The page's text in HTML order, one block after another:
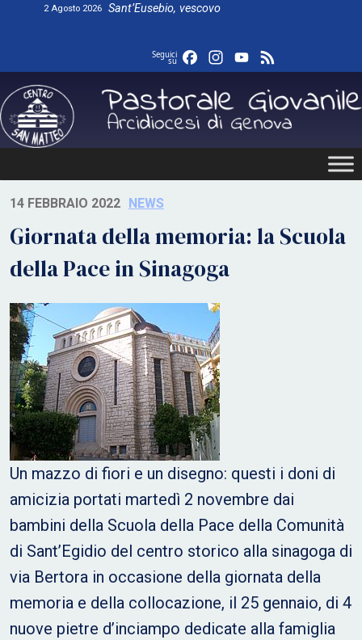
2 Agosto 2026 Sant’Eusebio, vescovo
Seguici
su FacebookInstagram
YouTube
14 FEBBRAIO 2022 NEWS
Giornata della memoria: la Scuola
della Pace in Sinagoga
Un mazzo di fiori e un disegno: questi i doni di
amicizia portati martedì 2 novembre dai
bambini della Scuola della Pace della Comunità
di Sant’Egidio del centro storico alla sinagoga di
via Bertora in occasione della giornata della
memoria e della collocazione, il 25 gennaio, di 4
nuove pietre d’inciampo dedicate alla famiglia